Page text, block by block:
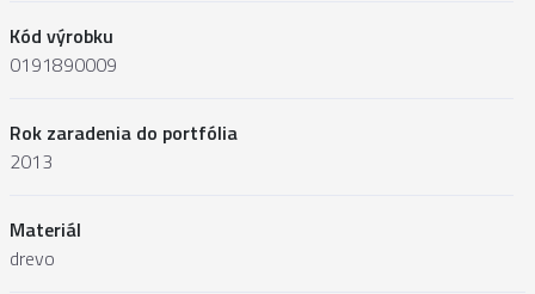
Kód výrobku
0191890009
Rok zaradenia do portfólia
2013
Materiál
drevo